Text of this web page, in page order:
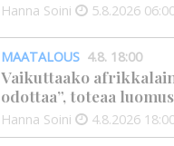
Hanna Soini 5.8.2026
MAATALOUS 4.8. 18:00
Vaikuttaako
odottaa”, toteaa
Hanna Soini 4.8.2026